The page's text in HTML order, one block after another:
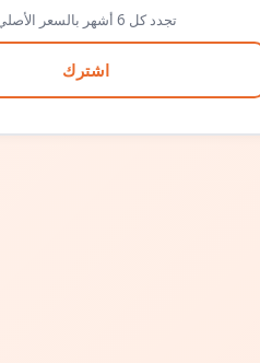
تجدد كل 6 أشهر بالسعر الأصلي
اشترك